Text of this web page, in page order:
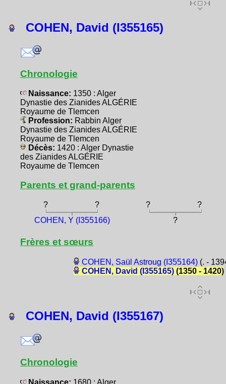
COHEN, David (I355165)
Chronologie
Naissance: 1350 : Alger
Dynastie des Zianides ALGÉRIE
Royaume de Tlemcen
Profession: Rabbin Alger
Dynastie des Zianides ALGÉRIE
Royaume de Tlemcen
Décès: 1420 : Alger Dynastie
des Zianides ALGÉRIE
Royaume de Tlemcen
Parents et grand-parents
? ? ?
?
COHEN, Y (I355166)
?
Frères et sœurs
COHEN, Saül Astroug (I355164)(. -
COHEN, David (I355165)(1350 - 1420)
COHEN, David (I355167)
Chronologie
Naissance: 1680 : Alger